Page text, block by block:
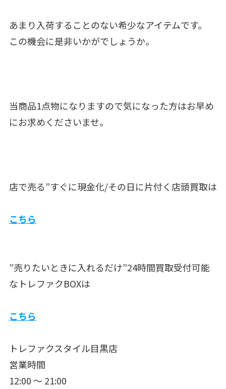
あまり入荷することのない希少なアイテムです。
この機会に是非いかがでしょうか。
当商品1点物になりますので気になった方はお早め
にお求めくださいませ。
店で売る”すぐに現金化/その日に片付く店頭買取は
こちら
”売りたいときに入れるだけ”24時間買取受付可能
なトレファクBOXは
こちら
トレファクスタイル目黒店
営業時間
12:00 ～ 21:00